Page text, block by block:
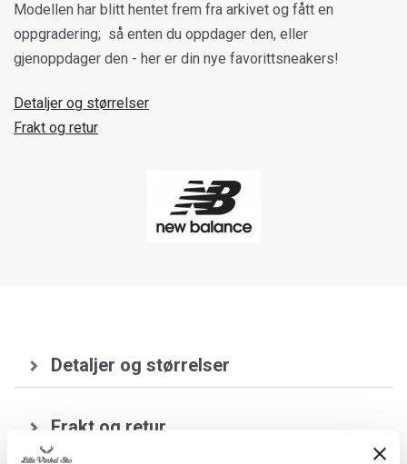
Modellen har blitt hentet frem fra arkivet og fått en
oppgradering; så enten du oppdager den, eller
gjenoppdager den - her er din nye favorittsneakers!
Detaljer og størrelser
Frakt og retur
Detaljer og størrelser
Frakt og retur